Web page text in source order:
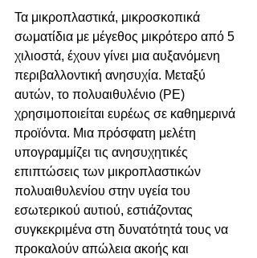
Τα μικροπλαστικά, μικροσκοπικά
σωματίδια με μέγεθος μικρότερο από 5
χιλιοστά, έχουν γίνει μια αυξανόμενη
περιβαλλοντική ανησυχία. Μεταξύ
αυτών, το πολυαιθυλένιο (PE)
χρησιμοποιείται ευρέως σε καθημερινά
προϊόντα. Μια πρόσφατη μελέτη
υπογραμμίζει τις ανησυχητικές
επιπτώσεις των μικροπλαστικών
πολυαιθυλενίου στην υγεία του
εσωτερικού αυτιού, εστιάζοντας
συγκεκριμένα στη δυνατότητά τους να
προκαλούν απώλεια ακοής και